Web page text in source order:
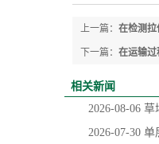
上一篇： 在检测拉
下一篇： 在运输过
相关新闻
2026-08-06 草
2026-07-30 单